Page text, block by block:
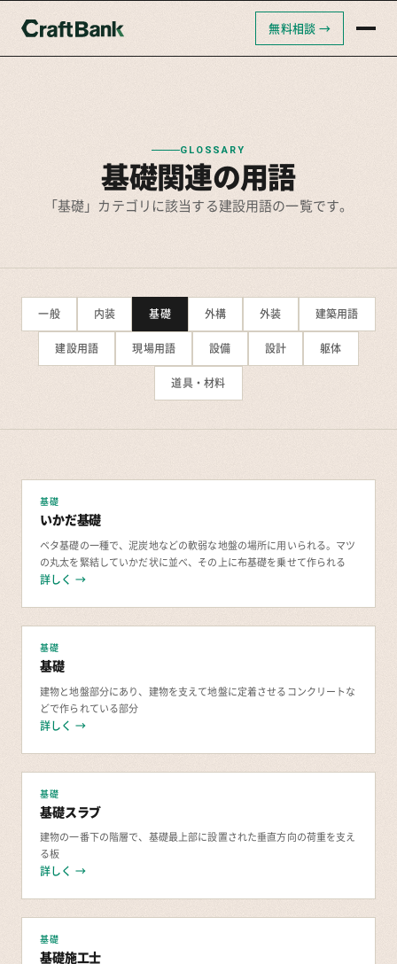
クラフトバンクAI 無料相談 →
GLOSSARY
基礎関連の用語
「基礎」カテゴリに該当する建設用語の一覧です。
一般 内装 基礎 外構 外装 建築用語
建設用語 現場用語 設備 設計 躯体
道具・材料
基礎
いかだ基礎
ベタ基礎の一種で、泥炭地などの軟弱な地盤の場所に用いられる。マツ
の丸太を緊結していかだ状に並べ、その上に布基礎を乗せて作られる
詳しく →
基礎
基礎
建物と地盤部分にあり、建物を支えて地盤に定着させるコンクリートな
どで作られている部分
詳しく →
基礎
基礎スラブ
建物の一番下の階層で、基礎最上部に設置された垂直方向の荷重を支え
る板
詳しく →
基礎
基礎施工士